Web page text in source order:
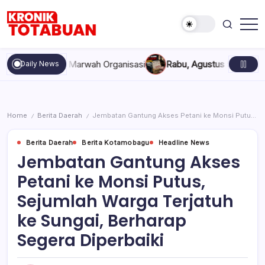
content
Totabuan
hari
ini
Kronik
Daily News
dan Marwah Organisasi Rabu, Agustus 5, 2026 , 11:44
Home / Berita Daerah / Jembatan Gantung Akses Petani ke Monsi Putus, Sejumlah Warga Terjatuh ke Sungai, Berharap Segera Diperbaiki
Berita Daerah Berita Kotamobagu Headline News
Jembatan Gantung Akses
Petani ke Monsi Putus,
Sejumlah Warga Terjatuh
ke Sungai, Berharap
Segera Diperbaiki